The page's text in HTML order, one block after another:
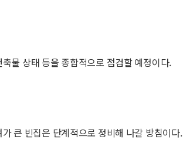
물 상태 등을 종합적으로 점검할 예정이다.
큰 빈집은 단계적으로 정비해 나갈 방침이다.